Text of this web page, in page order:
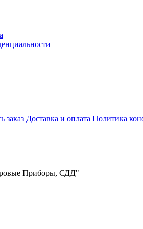
заказ Доставка и оплата Политика
Приборы, СДД"